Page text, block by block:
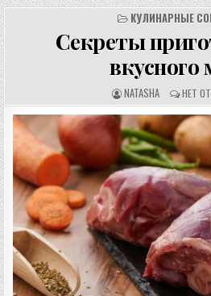
КУЛИНАРНЫЕ
Секреты
вкусного
А
В
Т
О
Р
Р
Е
Ц
Е
П
Т
А
:
NATASHA О
Т
З
Ы
В
Ы
:
НЕТ